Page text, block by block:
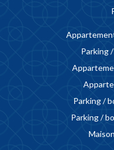
Parking
Parking /
Parking /